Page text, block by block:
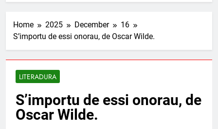
Home 2025 December
16
S’importu de essi onorau, de Oscar Wilde.
LITERADURA
S’importu de essi onorau, de
Oscar Wilde.